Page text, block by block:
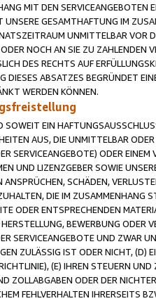
MIT DEN SERVICEANGEBOTEN
UNSERE GESAMTHAFTUNG IM
UNMITTELBAR VOR
NOCH AN SIE ZU ZAHLENDEN
DES RECHTS AUF
DIESES ABSATZES BEGRÜNDET
WERDEN KÖNNEN.
SOWEIT EIN
AUS, DIE UNMITTELBAR
SERVICEANGEBOTE) ODER EINEM
UND LIZENZGEBER SOWIE
ANSPRÜCHEN, SCHÄDEN,
DIE IM ZUSAMMENHANG
ODER ENTSPRECHENDEN
BEWERBUNG ODER
SERVICEANGEBOTE UND ZWAR
ZULÄSSIG IST ODER NICHT, (D)
(E) IHREN STEUERN
ZOLLABGABEN ODER DER
FEHLVERHALTEN IHRERSEITS